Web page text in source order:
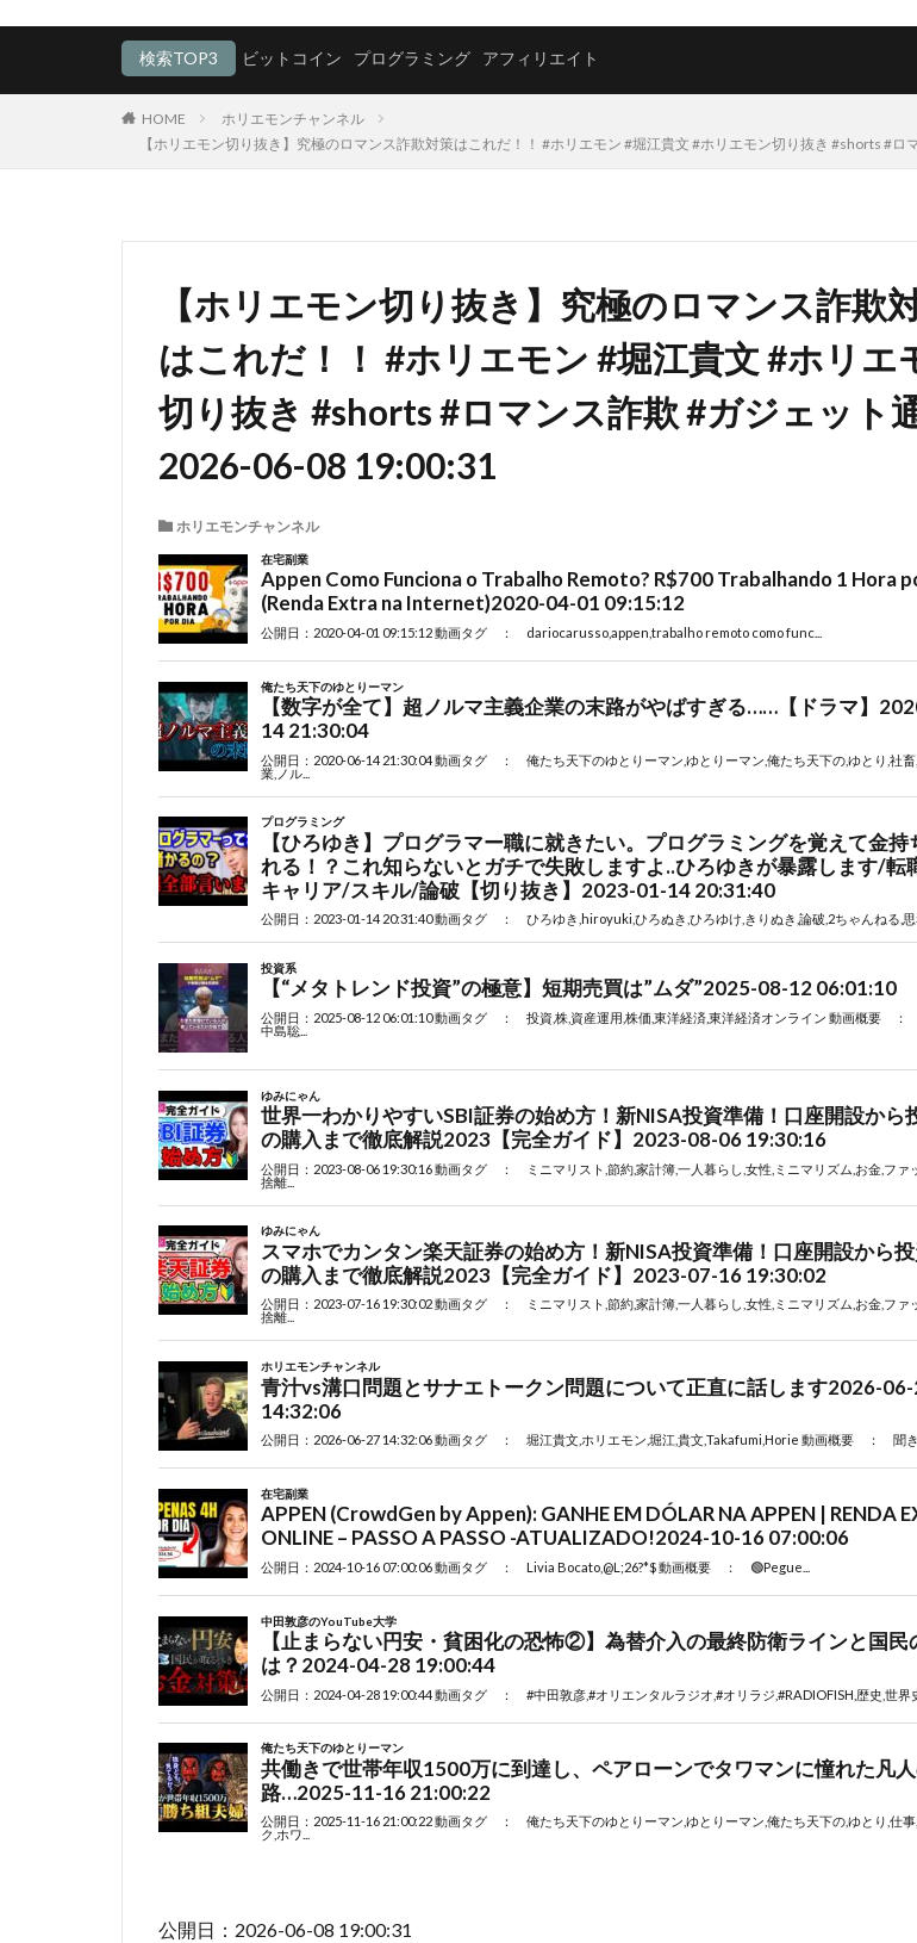
検索TOP3 ビットコイン プログラミング アフィリエイト
HOME
ホリエモンチャンネル
【ホリエモン切り抜き】究極のロマンス詐欺対策はこれだ！！ #ホリエモン #堀江貴文 #ホリエモン切り抜き #shorts #
【ホリエモン切り抜き】究極のロマンス詐欺
はこれだ！！ #ホリエモン #堀江貴文 #ホリエ
切り抜き #shorts #ロマンス詐欺 #ガジェット
2026-06-08 19:00:31
ホリエモンチャンネル
公開日：2026-06-08 19:00:31